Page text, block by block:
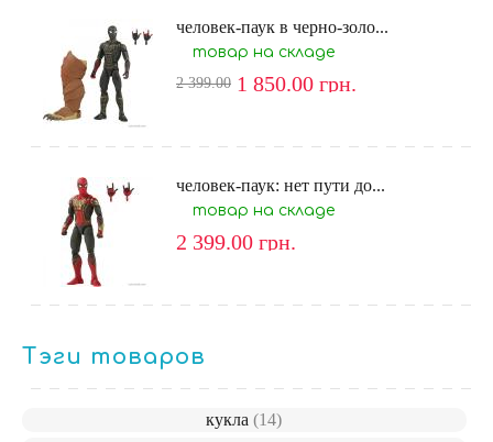
человек-паук в черно-золо...
товар на складе
2 399.00 1 850.00 грн.
человек-паук: нет пути до...
товар на складе
2 399.00 грн.
Тэги товаров
кукла(14)